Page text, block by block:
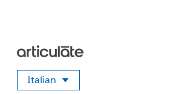
Italian
Seleziona la tua lingua